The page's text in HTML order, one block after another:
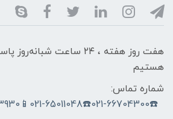
هفت روز هفته ، ۲۴ ساعت
هستیم
شماره تماس:
☎️021-66704300☎️021-65011048📱09122903930